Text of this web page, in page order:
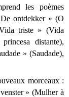
les poèmes
ontdekker » (O
triste » (Vida
distante),
» (Saudade),
morceaux :
» (Mulher à